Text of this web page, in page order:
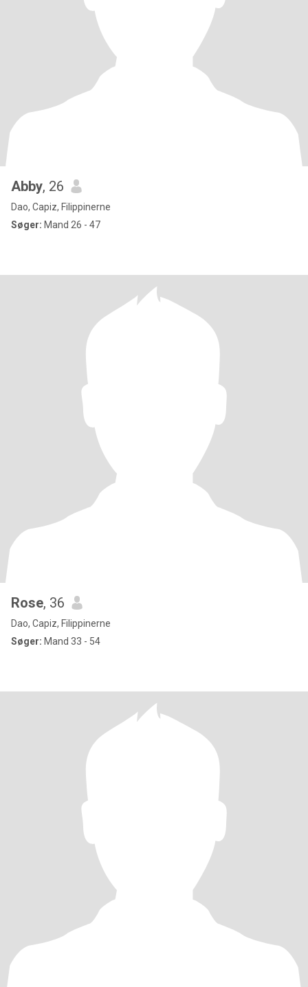
Abby, 26
Dao, Capiz, Filippinerne
Søger: Mand 26 - 47
Rose, 36
Dao, Capiz, Filippinerne
Søger: Mand 33 - 54